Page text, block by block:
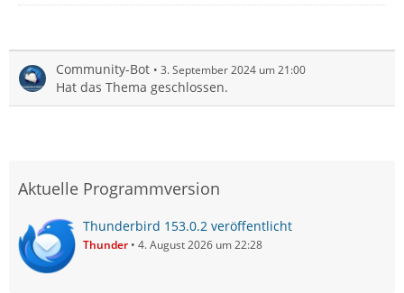
Community-Bot 3. September 2024 um 21:00
Hat das Thema geschlossen.
Aktuelle Programmversion
Thunderbird 153.0.2 veröffentlicht
Thunder 4. August 2026 um 22:28